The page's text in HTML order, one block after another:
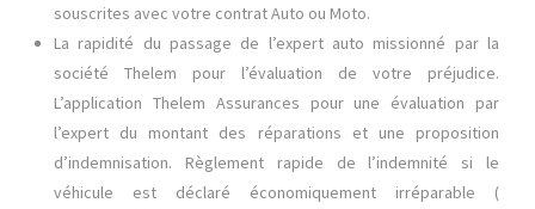
souscrites avec votre contrat Auto ou Moto.
La rapidité du passage de l’expert auto missionné par la
société Thelem pour l’évaluation de votre préjudice.
L’application Thelem Assurances pour une évaluation par
l’expert du montant des réparations et une proposition
d’indemnisation. Règlement rapide de l’indemnité si le
véhicule est déclaré économiquement irréparable (